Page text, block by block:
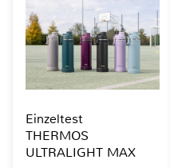
Einzeltest
THERMOS
ULTRALIGHT MAX